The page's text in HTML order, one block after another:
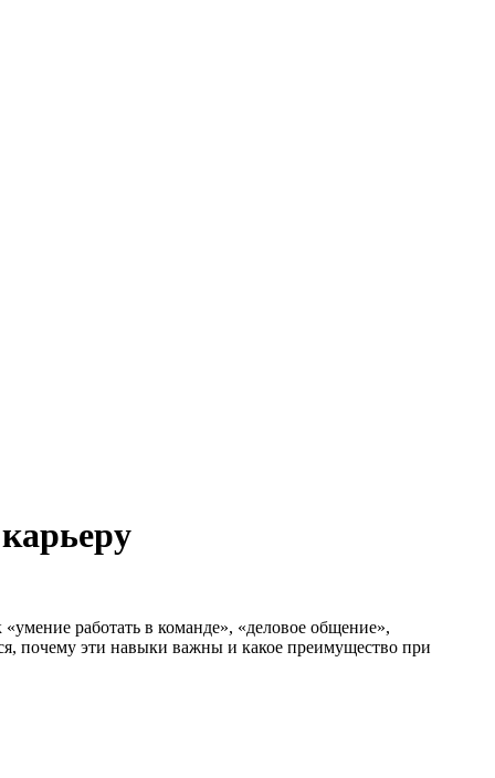
работать в команде», «деловое общение»,
почему эти навыки важны и какое преимущество при